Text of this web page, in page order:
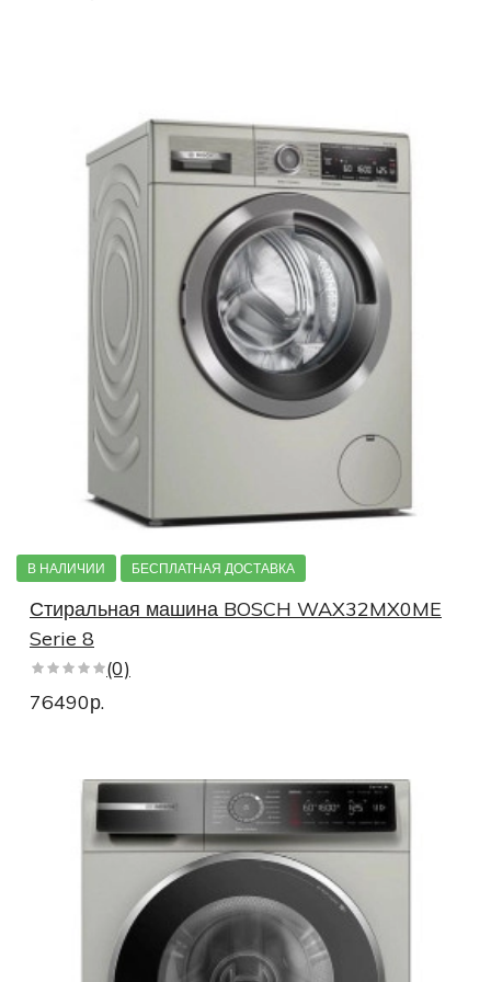
Стиральные машины WLL
Стиральные машины WAN
Стиральные машины с горизонтальной загрузкой
Инвекторные стиральные машины
Узкие стиральные машины 6 serie
Стиральные машины serie 4 VarioPerfect
Стиральные машины VarioPerfect
Стиральные машины serie 4 SpeedPerfect
Узкие стиральные машины 4 серии
Стиральные машины под раковину
Стиральные машины под столешницу
Дорогие стиральные машины
Недорогие стиральные машины
Стиральные машины премиум
Стиральные машины 6 серии 3d Washing
Стиральные машины 6 серии Варио Перфект
Стиральные машины быстрая стирка
Стиральные машины с предварительной стиркой
В НАЛИЧИИ БЕСПЛАТНАЯ ДОСТАВКА
Стиральная машина BOSCH WAX32MX0ME
Serie 8
(0)
76490р.